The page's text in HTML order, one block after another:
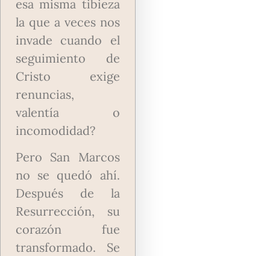
esa misma tibieza
la que a veces nos
invade cuando el
seguimiento de
Cristo exige
renuncias,
valentía o
incomodidad?
Pero San Marcos
no se quedó ahí.
Después de la
Resurrección, su
corazón fue
transformado. Se